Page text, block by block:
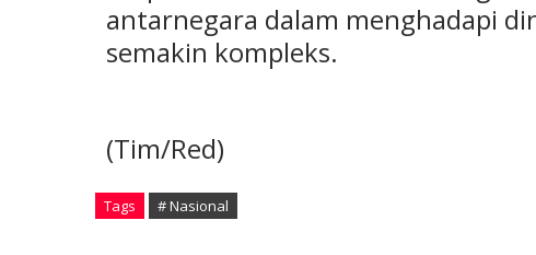
antarnegara dalam menghadapi
semakin kompleks.
(Tim/Red)
Tags # Nasional